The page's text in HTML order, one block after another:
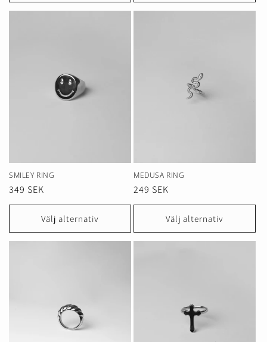
SMILEY RING
Ordinarie
pris
349 SEK
Välj alternativ
MEDUSA RING
Ordinarie
pris
249 SEK
Välj alternativ